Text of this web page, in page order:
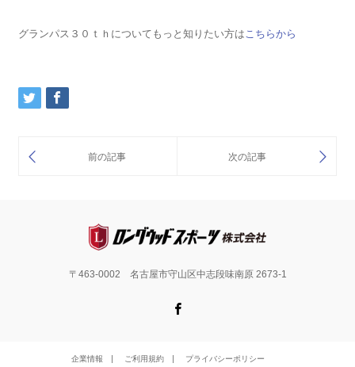
グランパス３０ｔｈについてもっと知りたい方はこちらから
〒463-0002 名古屋市守山区中志段味南原 2673-1
企業情報 ご利用規約 プライバシーポリシー